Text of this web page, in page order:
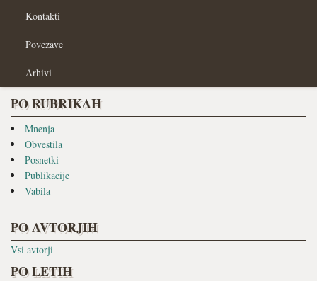
Kontakti
Povezave
Arhivi
PO RUBRIKAH
Mnenja
Obvestila
Posnetki
Publikacije
Vabila
PO AVTORJIH
Vsi avtorji
PO LETIH